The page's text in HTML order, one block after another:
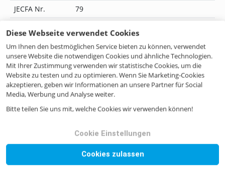
Diese Webseite verwendet Cookies
Um Ihnen den bestmöglichen Service bieten zu können, verwendet
unsere Website die notwendigen Cookies und ähnliche Technologien.
Mit Ihrer Zustimmung verwenden wir statistische Cookies, um die
Website zu testen und zu optimieren. Wenn Sie Marketing-Cookies
akzeptieren, geben wir Informationen an unsere Partner für Social
Media, Werbung und Analyse weiter.
Bitte teilen Sie uns mit, welche Cookies wir verwenden können!
Cookie Einstellungen
Cookies zulassen
JECFA Nr.
79
IUPAC Name
-
CoE Nr.
-
ILN Nr.
4046262248732
Wenn Sie Fragen haben, zögern Sie bitte nicht, uns zu
kontaktieren, sei es per Mail, Telefon oder Formular.